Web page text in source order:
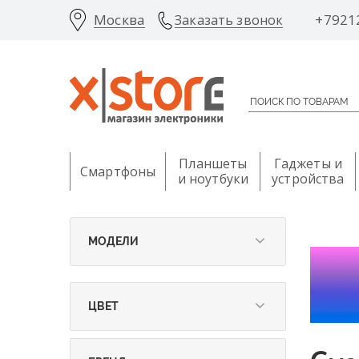
Москва Заказать звонок
Смартфоны
Планшеты
и ноутбуки
Гаджеты и
устройства
МОДЕЛИ
ЦВЕТ
Белый (3)